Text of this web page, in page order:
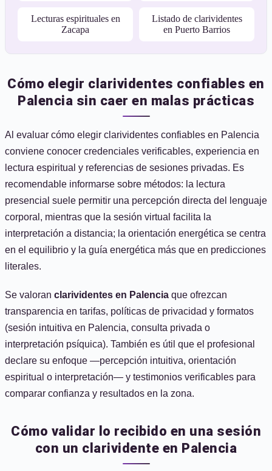
Lecturas espirituales en
Zacapa
Listado de clarividentes
en Puerto Barrios
Cómo elegir clarividentes confiables en
Palencia sin caer en malas prácticas
Al evaluar cómo elegir clarividentes confiables en Palencia
conviene conocer credenciales verificables, experiencia en
lectura espiritual y referencias de sesiones privadas. Es
recomendable informarse sobre métodos: la lectura
presencial suele permitir una percepción directa del lenguaje
corporal, mientras que la sesión virtual facilita la
interpretación a distancia; la orientación energética se centra
en el equilibrio y la guía energética más que en predicciones
literales.
Se valoran clarividentes en Palencia que ofrezcan
transparencia en tarifas, políticas de privacidad y formatos
(sesión intuitiva en Palencia, consulta privada o
interpretación psíquica). También es útil que el profesional
declare su enfoque —percepción intuitiva, orientación
espiritual o interpretación— y testimonios verificables para
comparar confianza y resultados en la zona.
Cómo validar lo recibido en una sesión
con un clarividente en Palencia